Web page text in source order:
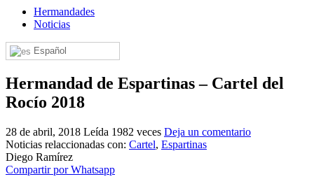
Hermandades
Noticias
Español
Hermandad de Espartinas – Cartel del
Rocío 2018
28 de abril, 2018 Leída 1982 veces Deja un comentario
Noticias relaccionadas con: Cartel, Espartinas
Diego Ramírez
Compartir por Whatsapp
¿Cuándo se construyó la primera ermita?
El traslado cada siete años
¿Cuales son los actos principales que se celebran en el
Quiero hacer el camino,¿que tengo que hacer?